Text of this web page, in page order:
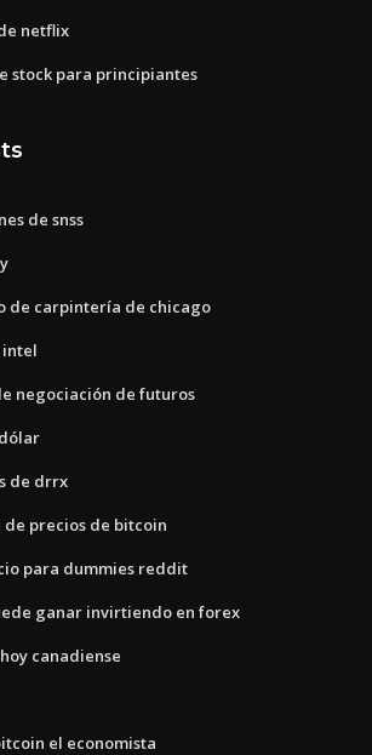
netflix
stock para principiantes
de snss
de carpintería de chicago
intel
negociación de futuros
de drrx
precios de bitcoin
para dummies reddit
ganar invirtiendo en forex
canadiense
el economista